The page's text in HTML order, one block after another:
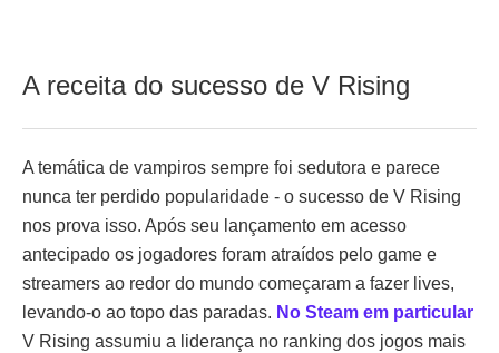
A receita do sucesso de V Rising
A temática de vampiros sempre foi sedutora e parece
nunca ter perdido popularidade - o sucesso de V Rising
nos prova isso. Após seu lançamento em acesso
antecipado os jogadores foram atraídos pelo game e
streamers ao redor do mundo começaram a fazer lives,
levando-o ao topo das paradas. No Steam em particular
V Rising assumiu a liderança no ranking dos jogos mais